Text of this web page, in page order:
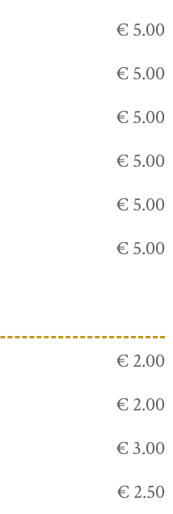
€ 5.00
€ 5.00
€ 5.00
€ 5.00
€ 5.00
€ 5.00
€ 2.00
€ 2.00
€ 3.00
€ 2.50